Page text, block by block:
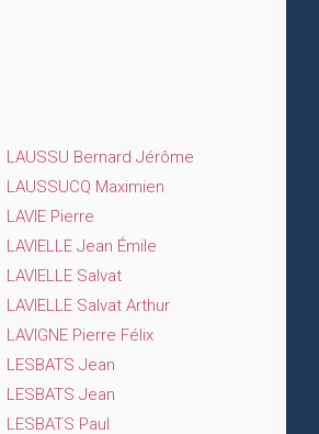
LAUSSU Bernard Jérôme
LAUSSUCQ Maximien
LAVIE Pierre
LAVIELLE Jean Émile
LAVIELLE Salvat
LAVIELLE Salvat Arthur
LAVIGNE Pierre Félix
LESBATS Jean
LESBATS Jean
LESBATS Paul